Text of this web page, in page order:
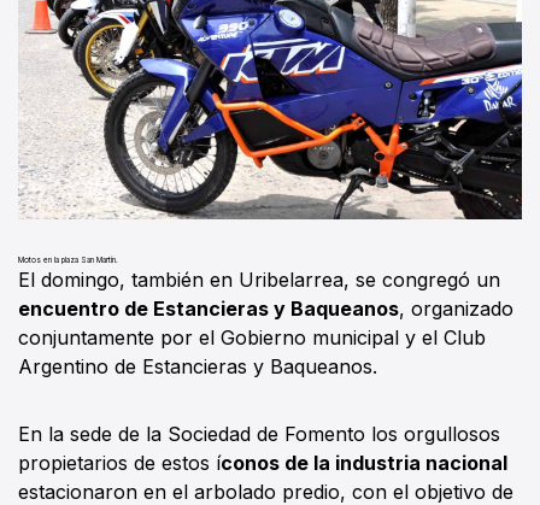
Motos en la plaza San Martín.
El domingo, también en Uribelarrea, se congregó un
encuentro de Estancieras y Baqueanos, organizado
conjuntamente por el Gobierno municipal y el Club
Argentino de Estancieras y Baqueanos.
En la sede de la Sociedad de Fomento los orgullosos
propietarios de estos íconos de la industria nacional
estacionaron en el arbolado predio, con el objetivo de